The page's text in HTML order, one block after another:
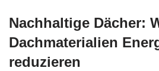
Nachhaltige Dächer:
Dachmaterialien
reduzieren